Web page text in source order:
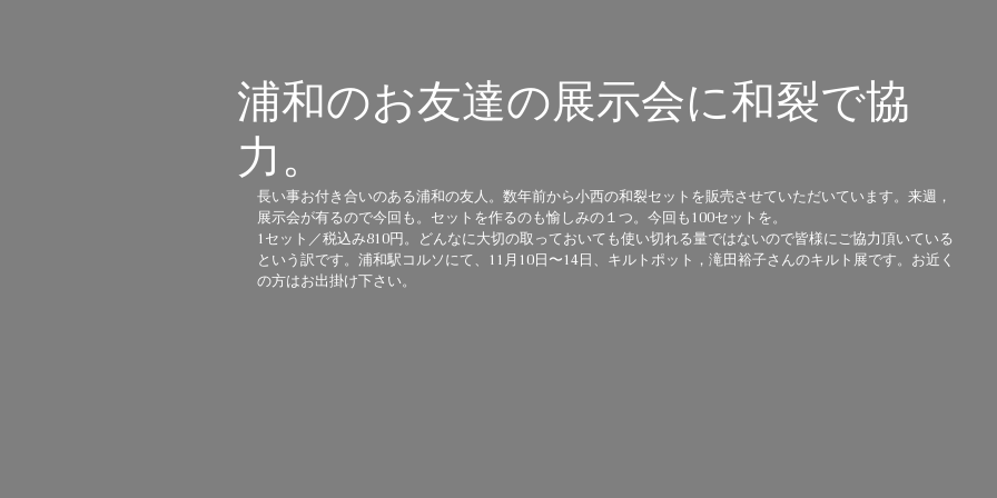
浦和のお友達の展示会に和裂で協
力。
長い事お付き合いのある浦和の友人。数年前から小西の和裂セットを販売させていただいています。来週，
展示会が有るので今回も。セットを作るのも愉しみの１つ。今回も100セットを。
1セット／税込み810円。どんなに大切の取っておいても使い切れる量ではないので皆様にご協力頂いている
という訳です。浦和駅コルソにて、11月10日〜14日、キルトポット，滝田裕子さんのキルト展です。お近く
の方はお出掛け下さい。